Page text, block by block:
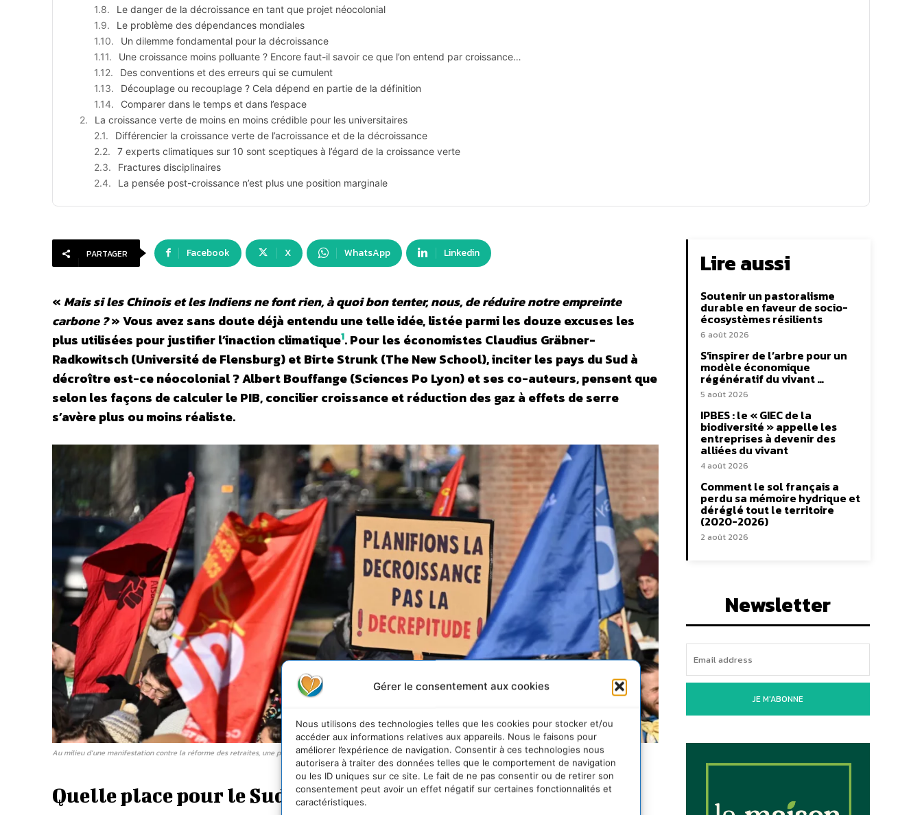
Gérer le consentement aux cookies
Nous utilisons des technologies telles que les cookies pour stocker et/ou
accéder aux informations relatives aux appareils. Nous le faisons pour
améliorer l’expérience de navigation. Consentir à ces technologies nous
autorisera à traiter des données telles que le comportement de navigation
ou les ID uniques sur ce site. Le fait de ne pas consentir ou de retirer son
consentement peut avoir un effet négatif sur certaines fonctionnalités et
caractéristiques.
Le danger de la décroissance en tant que projet néocolonial
Le problème des dépendances mondiales
Un dilemme fondamental pour la décroissance
Une croissance moins polluante ? Encore faut-il savoir ce que l’on entend par croissance…
Des conventions et des erreurs qui se cumulent
Découplage ou recouplage ? Cela dépend en partie de la définition
Comparer dans le temps et dans l’espace
La croissance verte de moins en moins crédible pour les universitaires
Différencier la croissance verte de l’acroissance et de la décroissance
7 experts climatiques sur 10 sont sceptiques à l’égard de la croissance verte
Fractures disciplinaires
La pensée post-croissance n’est plus une position marginale
PARTAGER Facebook X WhatsApp Linkedin
« Mais si les Chinois et les Indiens ne font rien, à quoi bon tenter, nous, de réduire notre empreinte
carbone ?» Vous avez sans doute déjà entendu une telle idée, listée parmi les douze excuses les
plus utilisées pour justifier l’inaction climatique1. Pour les économistes Claudius Gräbner-
Radkowitsch (Université de Flensburg) et Birte Strunk (The New School), inciter les pays du Sud à
décroître est-ce néocolonial ? Albert Bouffange (Sciences Po Lyon) et ses co-auteurs, pensent que
selon les façons de calculer le PIB, concilier croissance et réduction des gaz à effets de serre
s’avère plus ou moins réaliste.
Au milieu d’une manifestation contre la réforme des retraites, une pancarte prônant la décroissance. FREDERICK FLORIN/ AFP
Quelle place pour le Sud global dans la décroissance ?
Lire aussi
Soutenir un pastoralisme
durable en faveur de socio-
écosystèmes résilients
6 août 2026
S’inspirer de l’arbre pour un
modèle économique
régénératif du vivant …
5 août 2026
IPBES : le « GIEC de la
biodiversité » appelle les
entreprises à devenir des
alliées du vivant
4 août 2026
Comment le sol français a
perdu sa mémoire hydrique et
déréglé tout le territoire
(2020-2026)
2 août 2026
Newsletter
JE M'ABONNE